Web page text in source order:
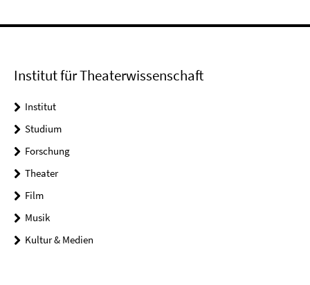
Institut für Theaterwissenschaft
Institut
Studium
Forschung
Theater
Film
Musik
Kultur & Medien